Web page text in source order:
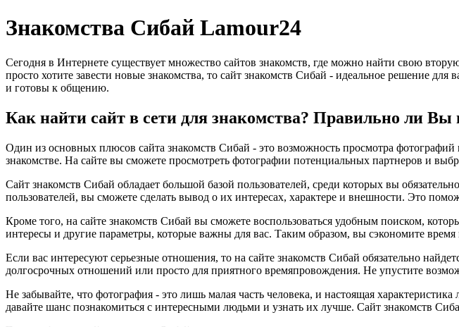
Знакомства Сибай Lamour24
Сегодня в Интернете существует множество сайтов знакомств, где можно найти свою
просто хотите завести новые знакомства, то сайт знакомств Сибай - идеальное решение
и готовы к общению.
Как найти сайт в сети для знакомства? Правильно ли
Один из основных плюсов сайта знакомств Сибай - это возможность просмотра
знакомстве. На сайте вы сможете просмотреть фотографии потенциальных партнеров и
Сайт знакомств Сибай обладает большой базой пользователей, среди которых вы
пользователей, вы сможете сделать вывод о их интересах, характере и внешности. Это
Кроме того, на сайте знакомств Сибай вы сможете воспользоваться удобным поиском,
интересы и другие параметры, которые важны для вас. Таким образом, вы сэкономите
Если вас интересуют серьезные отношения, то на сайте знакомств Сибай обязательно
долгосрочных отношений или просто для приятного времяпровождения. Не упустите
Не забывайте, что фотография - это лишь малая часть человека, и настоящая
давайте шанс познакомиться с интересными людьми и узнать их лучше. Сайт знакомств